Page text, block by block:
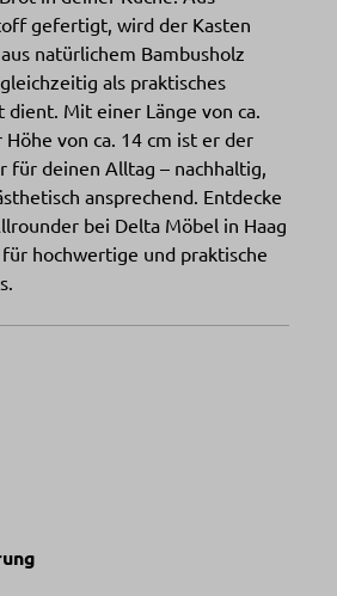
gefertigt, wird der Kasten
natürlichem Bambusholz
als praktisches
Mit einer Länge von ca.
von ca. 14 cm ist er der
für deinen Alltag – nachhaltig,
ansprechend. Entdecke
bei Delta Möbel in Haag
hochwertige und praktische